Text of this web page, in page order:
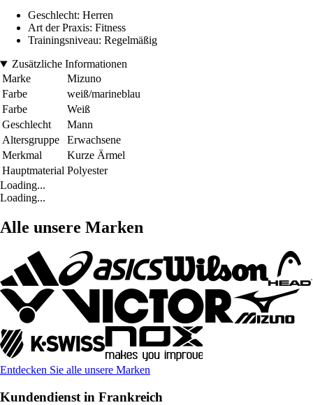
Geschlecht: Herren
Art der Praxis: Fitness
Trainingsniveau: Regelmäßig
Zusätzliche Informationen
Marke
Mizuno
Farbe
weiß/marineblau
Farbe
Weiß
Geschlecht
Mann
Altersgruppe
Erwachsene
Merkmal
Kurze Ärmel
Hauptmaterial Polyester
Loading...
Loading...
Alle unsere Marken
Entdecken Sie alle unsere Marken
Kundendienst in Frankreich